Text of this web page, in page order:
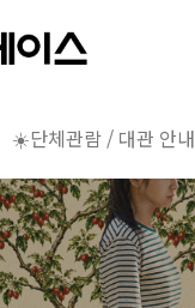
☀️단체관람 / 대관 안내